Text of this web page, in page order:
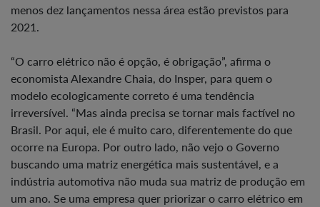
menos dez lançamentos nessa área estão previstos para
2021.
“O carro elétrico não é opção, é obrigação”, afirma o
economista Alexandre Chaia, do Insper, para quem o
modelo ecologicamente correto é uma tendência
irreversível. “Mas ainda precisa se tornar mais factível no
Brasil. Por aqui, ele é muito caro, diferentemente do que
ocorre na Europa. Por outro lado, não vejo o Governo
buscando uma matriz energética mais sustentável, e a
indústria automotiva não muda sua matriz de produção em
um ano. Se uma empresa quer priorizar o carro elétrico em